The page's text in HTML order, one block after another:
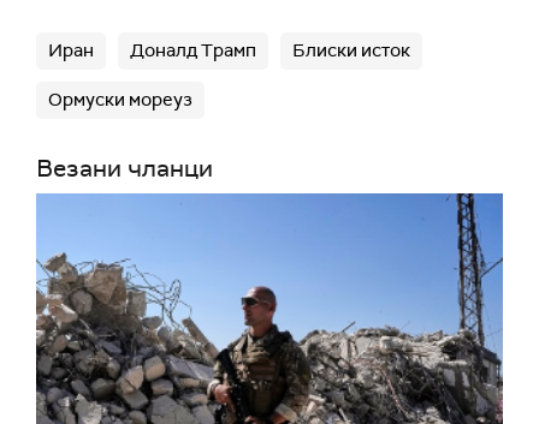
Иран Доналд Трамп Блиски исток
Ормуски мореуз
Везани чланци